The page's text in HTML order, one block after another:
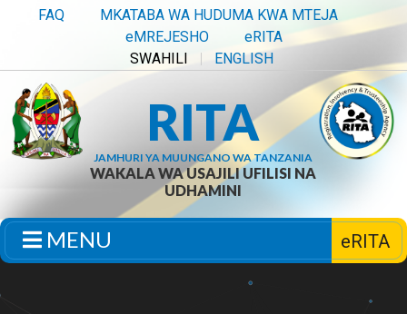
FAQ
MKATABA WA HUDUMA KWA MTEJA
eMREJESHO
eRITA
SWAHILI
ENGLISH
RITA
JAMHURI YA MUUNGANO WA TANZANIA
WAKALA WA USAJILI UFILISI NA
UDHAMINI
MENU eRITA